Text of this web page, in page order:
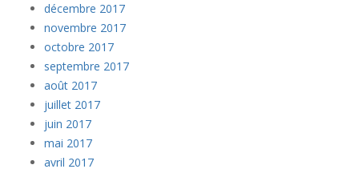
décembre 2017
novembre 2017
octobre 2017
septembre 2017
août 2017
juillet 2017
juin 2017
mai 2017
avril 2017